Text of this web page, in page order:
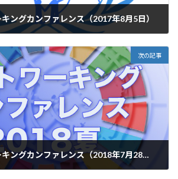
ングカンファレンス（2017年8月5日）
次の記事
第22回ネットワーキングカンファレンス（2018年7月28日）